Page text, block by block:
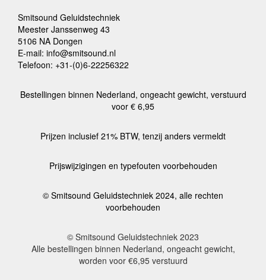
Smitsound Geluidstechniek
Meester Janssenweg 43
5106 NA Dongen
E-mail: info@smitsound.nl
Telefoon: +31-(0)6-22256322
Bestellingen binnen Nederland, ongeacht gewicht, verstuurd
voor € 6,95
Prijzen inclusief 21% BTW, tenzij anders vermeldt
Prijswijzigingen en typefouten voorbehouden
© Smitsound Geluidstechniek 2024, alle rechten
voorbehouden
© Smitsound Geluidstechniek 2023
Alle bestellingen binnen Nederland, ongeacht gewicht,
worden voor €6,95 verstuurd